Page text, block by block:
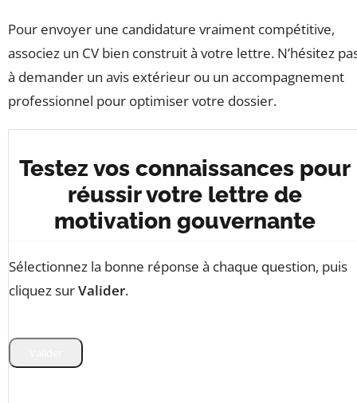
Pour envoyer une candidature vraiment compétitive,
associez un CV bien construit à votre lettre. N’hésitez
à demander un avis extérieur ou un accompagnement
professionnel pour optimiser votre dossier.
Testez vos connaissances pour
réussir votre lettre de
motivation gouvernante
Sélectionnez la bonne réponse à chaque question, puis
cliquez surValider.